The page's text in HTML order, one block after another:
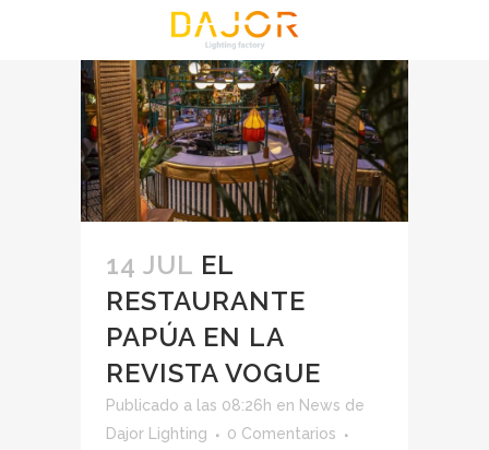
14 JUL EL
RESTAURANTE
PAPÚA EN LA
REVISTA VOGUE
Publicado a las 08:26h en News de
Dajor Lighting
0 Comentarios